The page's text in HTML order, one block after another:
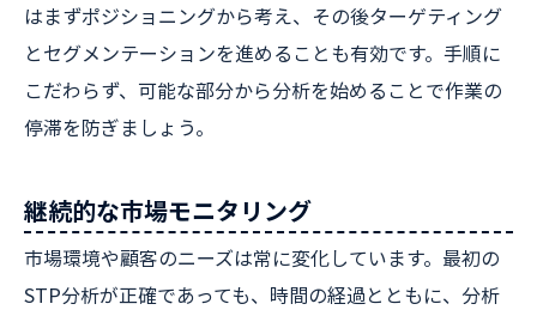
はまずポジショニングから考え、その後ターゲティング
とセグメンテーションを進めることも有効です。手順に
こだわらず、可能な部分から分析を始めることで作業の
停滞を防ぎましょう。
継続的な市場モニタリング
市場環境や顧客のニーズは常に変化しています。最初の
STP分析が正確であっても、時間の経過とともに、分析